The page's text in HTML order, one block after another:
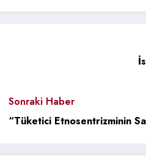
Sonraki Haber
“Tüketici Etnosentrizminin